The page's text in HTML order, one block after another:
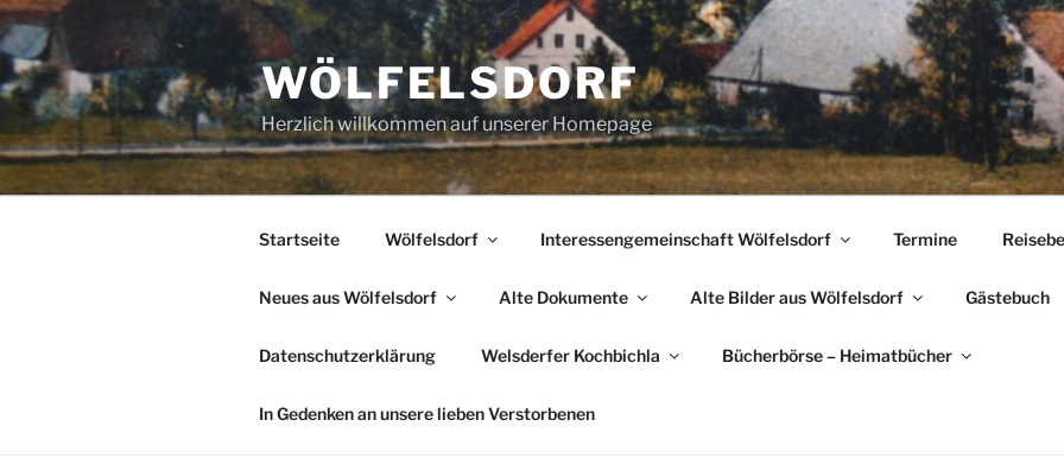
Zum
Inhalt
springen
WÖLFELSDORF
Herzlich willkommen auf unserer Homepage
Startseite Wölfelsdorf Interessengemeinschaft Wölfelsdorf Termine
Neues aus Wölfelsdorf Alte Dokumente Alte Bilder aus Wölfelsdorf Gästebuch
Datenschutzerklärung Welsderfer Kochbichla Bücherbörse – Heimatbücher
In Gedenken an unsere lieben Verstorbenen